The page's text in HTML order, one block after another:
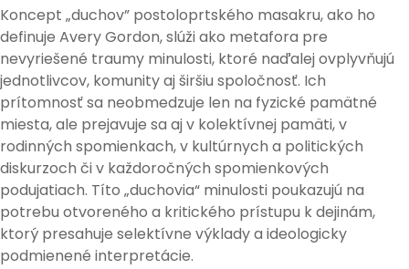
Koncept „duchov” postoloprtského masakru, ako ho
definuje Avery Gordon, slúži ako metafora pre
nevyriešené traumy minulosti, ktoré naďalej ovplyvňujú
jednotlivcov, komunity aj širšiu spoločnosť. Ich
prítomnosť sa neobmedzuje len na fyzické pamätné
miesta, ale prejavuje sa aj v kolektívnej pamäti, v
rodinných spomienkach, v kultúrnych a politických
diskurzoch či v každoročných spomienkových
podujatiach. Títo „duchovia“ minulosti poukazujú na
potrebu otvoreného a kritického prístupu k dejinám,
ktorý presahuje selektívne výklady a ideologicky
podmienené interpretácie.